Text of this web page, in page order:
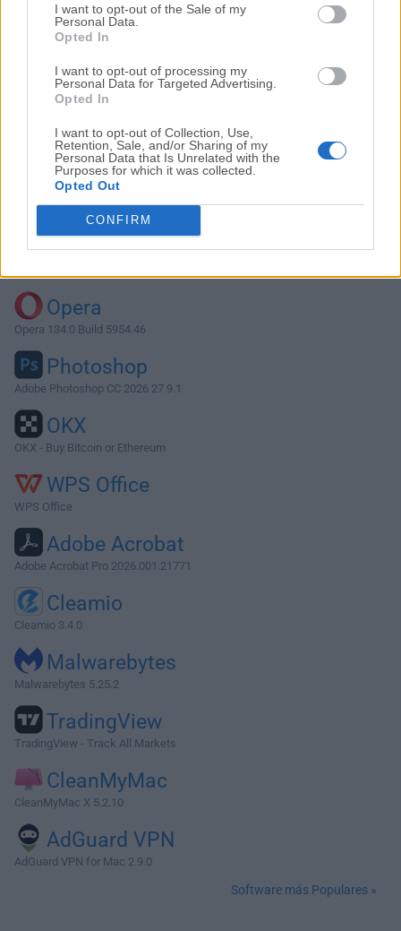
I want to opt-out of the Sale of my
Personal Data.
Opted In
I want to opt-out of processing my
Personal Data for Targeted Advertising.
Opted In
I want to opt-out of Collection, Use,
Retention, Sale, and/or Sharing of my
Personal Data that Is Unrelated with the
Purposes for which it was collected.
Opted Out
CONFIRM
Descargar BirdFont 5.0.22
¿Por qué se publica esta aplicación en FileHorse? (
información
Opera
Opera 134.0 Build 5954.46
Photoshop
Adobe Photoshop CC 2026 27.9.1
OKX
OKX - Buy Bitcoin or Ethereum
WPS Office
WPS Office
Adobe Acrobat
Adobe Acrobat Pro 2026.001.21771
Cleamio
Cleamio 3.4.0
Malwarebytes
Malwarebytes 5.25.2
TradingView
TradingView - Track All Markets
CleanMyMac
CleanMyMac X 5.2.10
AdGuard VPN
AdGuard VPN for Mac 2.9.0
Software más Populares »